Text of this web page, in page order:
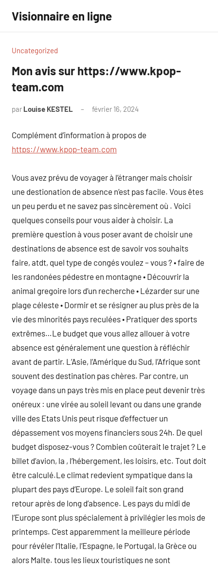
contenu
Visionnaire en ligne
Uncategorized
Mon avis sur https://www.kpop-
team.com
par Louise KESTEL février 16, 2024
Complément d’information à propos de
https://www.kpop-team.com
Vous avez prévu de voyager à l’étranger mais choisir
une destionation de absence n’est pas facile. Vous êtes
un peu perdu et ne savez pas sincèrement où . Voici
quelques conseils pour vous aider à choisir. La
première question à vous poser avant de choisir une
destinations de absence est de savoir vos souhaits
faire, atdt, quel type de congés voulez – vous ? • faire de
les randonées pédestre en montagne • Découvrir la
animal gregoire lors d’un recherche • Lézarder sur une
plage céleste • Dormir et se résigner au plus près de la
vie des minorités pays reculées • Pratiquer des sports
extrêmes…Le budget que vous allez allouer à votre
absence est généralement une question à réfléchir
avant de partir. L’Asie, l’Amérique du Sud, l’Afrique sont
souvent des destination pas chères. Par contre, un
voyage dans un pays très mis en place peut devenir très
onéreux : une virée au soleil levant ou dans une grande
ville des Etats Unis peut risque d’effectuer un
dépassement vos moyens financiers sous 24h. De quel
budget disposez-vous ? Combien coûterait le trajet ? Le
billet d’avion, la , l’hébergement, les loisirs, etc. Tout doit
être calculé.Le climat redevient sympatique dans la
plupart des pays d’Europe. Le soleil fait son grand
retour après de long d’absence. Les pays du midi de
l’Europe sont plus spécialement à privilégier les mois de
printemps. C’est apparemment la meilleure période
pour révéler l’Italie, l’Espagne, le Portugal, la Grèce ou
alors Malte. tous les lieux touristiques ne sont